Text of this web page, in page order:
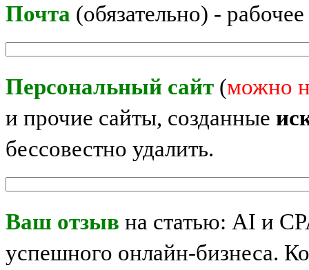
Почта (обязательно) -
Персональный сайт (можно
и прочие сайты, созданные
бессовестно удалить.
Ваш отзыв на статью: AI и
успешного онлайн-бизнеса.